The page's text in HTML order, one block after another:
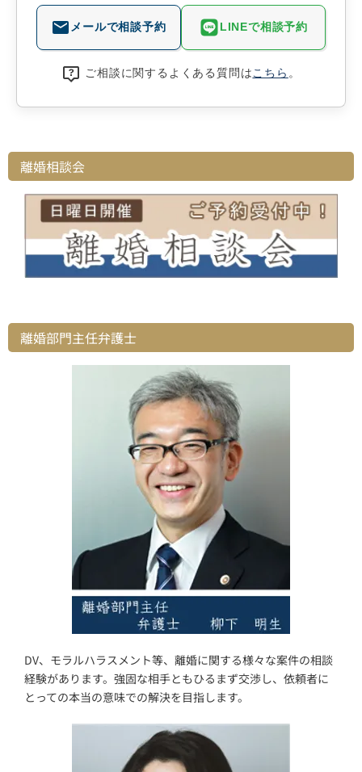
メールで相談予約 LINEで相談予約
ご相談に関するよくある質問はこちら 。
離婚相談会
離婚部門主任弁護士
DV、モラルハラスメント等、離婚に関する様々な案件の相談
経験があります。強固な相手ともひるまず交渉し、依頼者に
とっての本当の意味での解決を目指します。